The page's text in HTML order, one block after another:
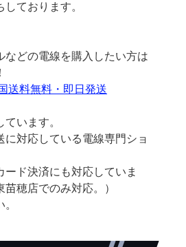
ております。
などの電線を購入したい方は
送料無料・即日発送
います。
に対応している電線専門ショ
ード決済にも対応していま
穂店でのみ対応。）